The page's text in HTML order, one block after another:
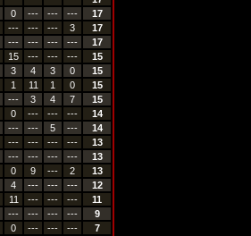
0 --- --- ---
17
--- --- --- 3
17
--- --- --- ---
17
15 --- --- ---
15
3 4 3 0
15
1 11 1 0
15
--- 3 4 7
15
0 --- --- ---
14
--- --- 5 ---
14
--- --- --- ---
13
--- --- --- ---
13
0 9 --- 2
13
4 --- --- ---
12
11 --- --- ---
11
--- --- --- ---
9
0 --- --- ---
7